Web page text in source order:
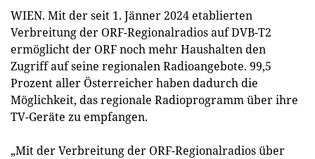
WIEN. Mit der seit 1. Jänner 2024 etablierten
Verbreitung der ORF-Regionalradios auf DVB-T2
ermöglicht der ORF noch mehr Haushalten den
Zugriff auf seine regionalen Radioangebote. 99,5
Prozent aller Österreicher haben dadurch die
Möglichkeit, das regionale Radioprogramm über ihre
TV-Geräte zu empfangen.
„Mit der Verbreitung der ORF-Regionalradios über